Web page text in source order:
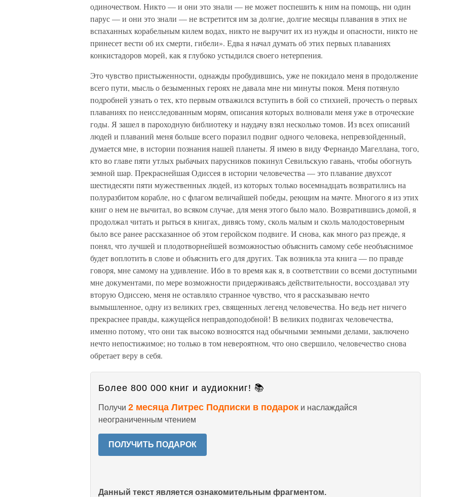
одиночеством. Никто — и они это знали — не может поспешить к ним на помощь, ни один
парус — и они это знали — не встретится им за долгие, долгие месяцы плавания в этих не
вспаханных корабельным килем водах, никто не выручит их из нужды и опасности, никто не
принесет вести об их смерти, гибели». Едва я начал думать об этих первых плаваниях
конкистадоров морей, как я глубоко устыдился своего нетерпения.
Это чувство пристыженности, однажды пробудившись, уже не покидало меня в продолжение
всего пути, мысль о безыменных героях не давала мне ни минуты покоя. Меня потянуло
подробней узнать о тех, кто первым отважился вступить в бой со стихией, прочесть о первых
плаваниях по неисследованным морям, описания которых волновали меня уже в отроческие
годы. Я зашел в пароходную библиотеку и наудачу взял несколько томов. Из всех описаний
людей и плаваний меня больше всего поразил подвиг одного человека, непревзойденный,
думается мне, в истории познания нашей планеты. Я имею в виду Фернандо Магеллана, того,
кто во главе пяти утлых рыбачьих парусников покинул Севильскую гавань, чтобы обогнуть
земной шар. Прекраснейшая Одиссея в истории человечества — это плавание двухсот
шестидесяти пяти мужественных людей, из которых только восемнадцать возвратились на
полуразбитом корабле, но с флагом величайшей победы, реющим на мачте. Многого я из этих
книг о нем не вычитал, во всяком случае, для меня этого было мало. Возвратившись домой, я
продолжал читать и рыться в книгах, дивясь тому, сколь малым и сколь малодостоверным
было все ранее рассказанное об этом геройском подвиге. И снова, как много раз прежде, я
понял, что лучшей и плодотворнейшей возможностью объяснить самому себе необъяснимое
будет воплотить в слове и объяснить его для других. Так возникла эта книга — по правде
говоря, мне самому на удивление. Ибо в то время как я, в соответствии со всеми доступными
мне документами, по мере возможности придерживаясь действительности, воссоздавал эту
вторую Одиссею, меня не оставляло странное чувство, что я рассказываю нечто
вымышленное, одну из великих грез, священных легенд человечества. Но ведь нет ничего
прекраснее правды, кажущейся неправдоподобной! В великих подвигах человечества,
именно потому, что они так высоко возносятся над обычными земными делами, заключено
нечто непостижимое; но только в том невероятном, что оно свершило, человечество снова
обретает веру в себя.
Более 800 000 книг и аудиокниг! 📚
Получи 2 месяца Литрес Подписки в подарок и наслаждайся
неограниченным чтением
ПОЛУЧИТЬ ПОДАРОК
Данный текст является ознакомительным фрагментом.